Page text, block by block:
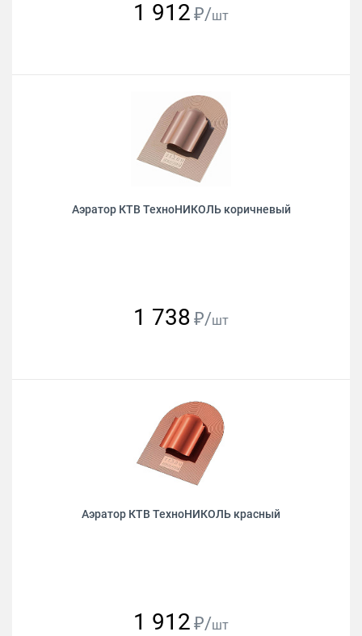
1 912 ₽/шт
Аэратор КТВ ТехноНИКОЛЬ коричневый
1 738 ₽/шт
Аэратор КТВ ТехноНИКОЛЬ красный
1 912 ₽/шт